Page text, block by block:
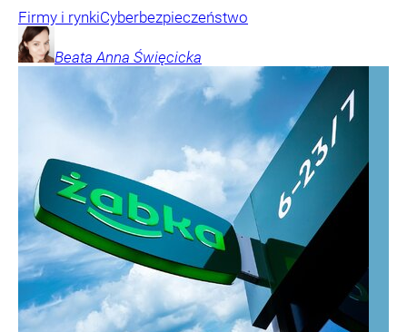
Firmy i rynkiCyberbezpieczeństwo
Beata Anna Święcicka